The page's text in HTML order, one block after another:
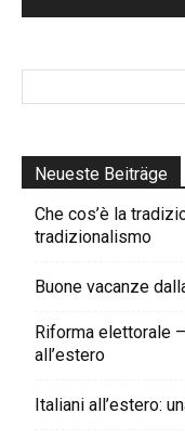
Neueste Beiträge
Che cos’è la
tradizionalismo
Buone vacanze
Riforma elettorale
all’estero
Italiani all’estero: